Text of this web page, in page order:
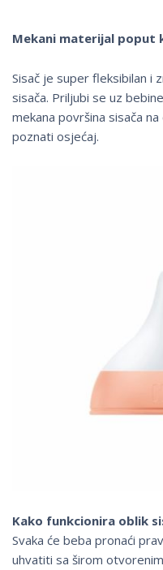
Mekani materijal poput
Sisač je super fleksibilan i
sisača. Priljubi se uz
mekana površina sisača
poznati osjećaj.
Kako funkcionira oblik
Svaka će beba pronaći
uhvatiti sa širom